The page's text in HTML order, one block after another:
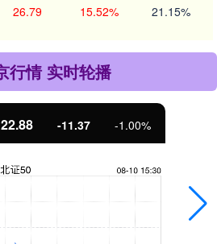
26.79 15.52% 21.15%
行情 实时轮播
-11.37 -1.00%